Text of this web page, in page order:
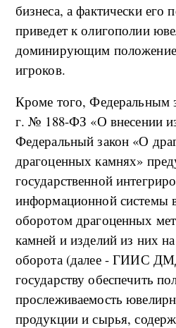
бизнеса, а фактически его
приведет к олигополии
доминирующим
игроков.
Кроме того, Федеральным
г. № 188-ФЗ «О внесении
Федеральный закон «О
драгоценных камнях»
государственной
информационной системы
оборотом драгоценных
камней и изделий из них на
оборота (далее - ГИИС
государству обеспечить
прослеживаемость
продукции и сырья,